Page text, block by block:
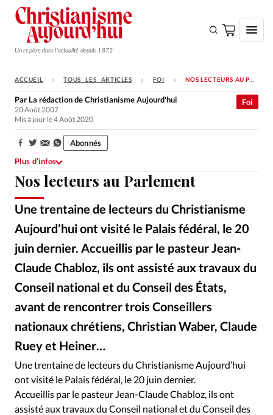
Un repère dans l'actualité depuis 1872
S'ABONNER
Monde
Opinions
Tous les articles
Faire un don
Emploi
Se connecter
Édition: Internationale
RUBRIQUES
Tous les articles
Actualité chrétienne
Actualité internationale
Dossier
Eglises Foi Génération réveil
Monde
Opinions
Publireportage
Relations Aujourd'hui
Société
Tour du monde des Eglises
Trait d'Ixène
ACCUEIL TOUS LES ARTICLES FOI NOS LECTEURS AU PARLEMENT
Nos lecteurs au Parlement
Une trentaine de lecteurs du Christianisme
Aujourd’hui ont visité le Palais fédéral, le 20
juin dernier. Accueillis par le pasteur Jean-
Claude Chabloz, ils ont assisté aux travaux du
Conseil national et du Conseil des États,
avant de rencontrer trois Conseillers
nationaux chrétiens, Christian Waber, Claude
Ruey et Heiner…
Foi
Par La rédaction de Christianisme Aujourd'hui
20 Août 2007
Mis à jour le 4 Août 2020
Partager:
Abonnés
Plus d’infos
Une trentaine de lecteurs du Christianisme Aujourd’hui
ont visité le Palais fédéral, le 20 juin dernier.
Accueillis par le pasteur Jean-Claude Chabloz, ils ont
assisté aux travaux du Conseil national et du Conseil des